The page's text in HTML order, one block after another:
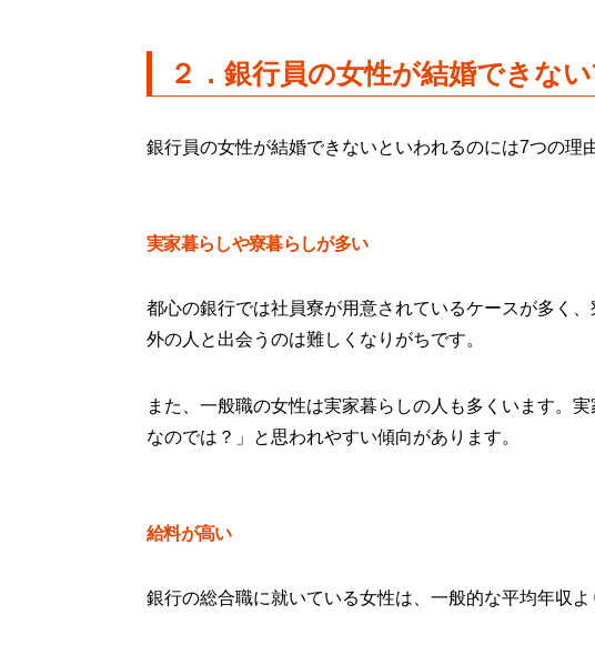
２．銀行員の女性が結婚できな
銀行員の女性が結婚できないといわれるのには7つの理
実家暮らしや寮暮らしが多い
都心の銀行では社員寮が用意されているケースが多く
外の人と出会うのは難しくなりがちです。
また、一般職の女性は実家暮らしの人も多くいます。
なのでは？」と思われやすい傾向があります。
給料が高い
銀行の総合職に就いている女性は、一般的な平均年収